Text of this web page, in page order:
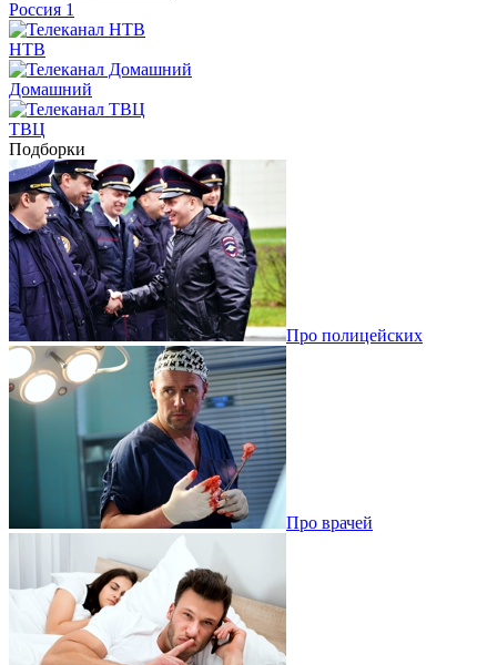
Россия 1
НТВ
Домашний
ТВЦ
Подборки
Про полицейских
Про врачей